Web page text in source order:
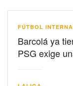
FÚTBOL
Barcolá ya
PSG exige